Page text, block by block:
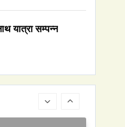
यात्रा सम्पन्न
महत्वपूर्ण